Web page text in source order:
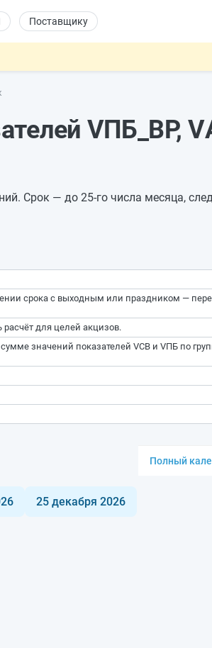
Поставщику
VПБ_ВР,
Срок — до 25-го числа месяца,
срока с выходным или праздником —
для целей акцизов.
значений показателей VСВ и VПБ по
Полный
25 декабря 2026